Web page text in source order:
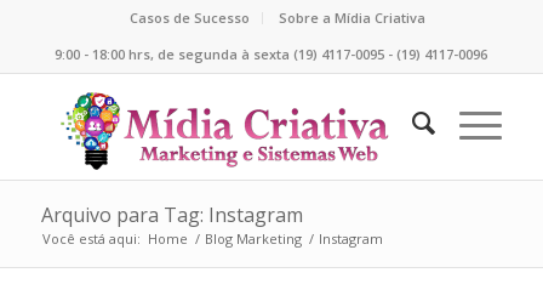
Casos de Sucesso
Sobre a Mídia Criativa
9:00 - 18:00 hrs, de segunda à sexta (19) 4117-0095 - (19) 4117-0096
Arquivo para Tag: Instagram
Você está aqui: Home / Blog Marketing / Instagram